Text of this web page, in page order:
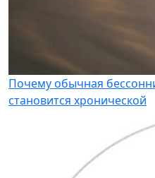
Почему обычная
становится хронической